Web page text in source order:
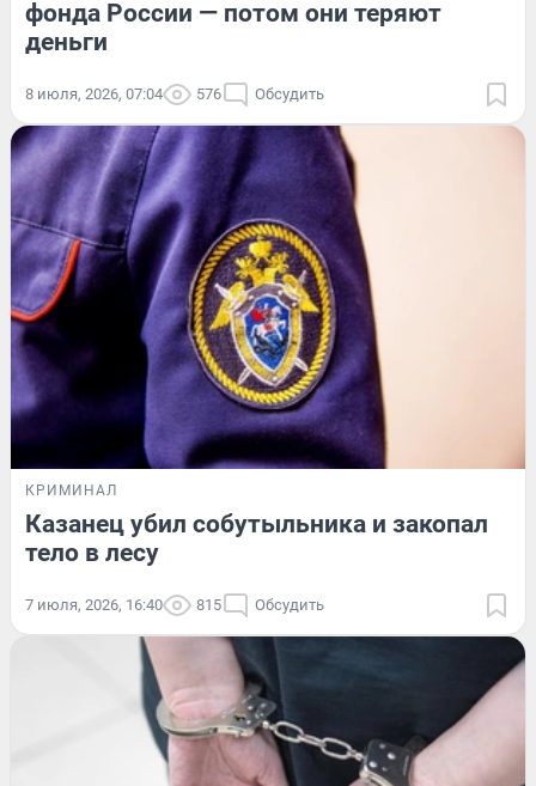
фонда России — потом они теряют
деньги
8 июля, 2026, 07:04 576 Обсудить
КРИМИНАЛ
Казанец убил собутыльника и закопал
тело в лесу
7 июля, 2026, 16:40 815 Обсудить